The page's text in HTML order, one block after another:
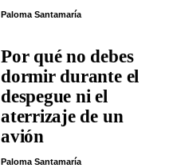
Paloma Santamaría
Por qué no debes
dormir durante el
despegue ni el
aterrizaje de un
avión
Paloma Santamaría